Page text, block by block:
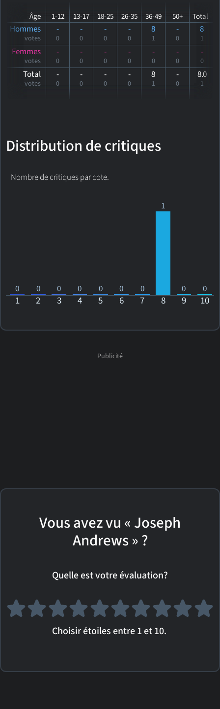
Âge 1-12 13-17 18-25 26-35 36-49 50+ Total
Hommes
votes
-
0
-
0
-
0
-
0
8
1
-
0
8
1
Femmes
votes
-
0
-
0
-
0
-
0
-
0
-
0
-
0
Total
votes
-
0
-
0
-
0
-
0
8
1
-
0
8.0
1
Distribution de critiques
Nombre de critiques par cote.
0 0 0 0 0 0 0
1
0 0
1 2 3 4 5 6 7 8 9 10
Vous avez vu « Joseph
Andrews » ?
Quelle est votre évaluation?
Choisir étoiles entre 1 et 10.